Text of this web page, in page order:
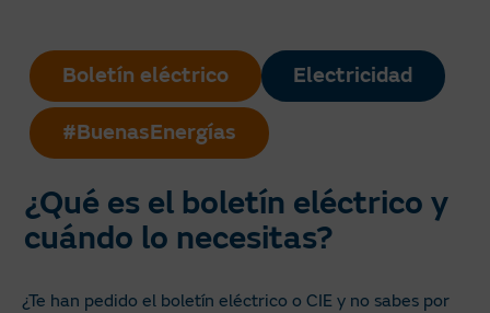
Boletín eléctrico Electricidad
#BuenasEnergías
¿Qué es el boletín eléctrico y
cuándo lo necesitas?
¿Te han pedido el boletín eléctrico o CIE y no sabes por